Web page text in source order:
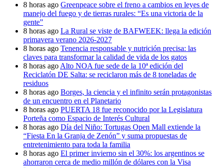
8 horas ago Greenpeace sobre el freno a cambios en leyes de
manejo del fuego y de tierras rurales: “Es una victoria de la
gente”
8 horas ago La Rural se viste de BAFWEEK: llega la edición
primavera verano 2026-2027
8 horas ago Tenencia responsable y nutrición precisa: las
claves para transformar la calidad de vida de los gatos
8 horas ago Alto NOA fue sede de la 10ª edición del
Reciclatón DE Salta: se reciclaron más de 8 toneladas de
residuos
8 horas ago Borges, la ciencia y el infinito serán protagonistas
de un encuentro en el Planetario
8 horas ago PUERTA 18 fue reconocido por la Legislatura
Porteña como Espacio de Interés Cultural
8 horas ago Día del Niño: Tortugas Open Mall extiende la
“Fiesta En la Granja de Zenón” y suma propuestas de
entretenimiento para toda la familia
8 horas ago El primer invierno sin el 30%: los argentinos se
ahorraron cerca de medio millón de dólares con la Visa